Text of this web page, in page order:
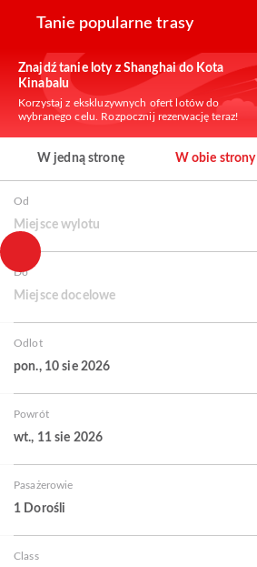
Tanie popularne trasy
Znajdź tanie loty z Shanghai do Kota
Kinabalu
Korzystaj z ekskluzywnych ofert lotów do
wybranego celu. Rozpocznij rezerwację teraz!
W jedną stronę W obie strony
Od
Miejsce wylotu
Do
Miejsce docelowe
Odlot
pon., 10 sie 2026
Powrót
wt., 11 sie 2026
Pasażerowie
1 Dorośli
Class